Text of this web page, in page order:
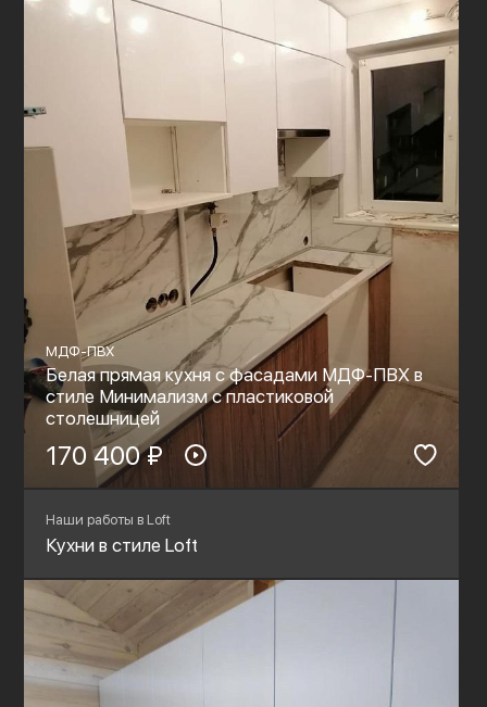
МДФ-ПВХ
Белая прямая кухня с фасадами МДФ-ПВХ в
стиле Минимализм с пластиковой
столешницей
170 400 ₽
Наши работы в Loft
Кухни в стиле Loft